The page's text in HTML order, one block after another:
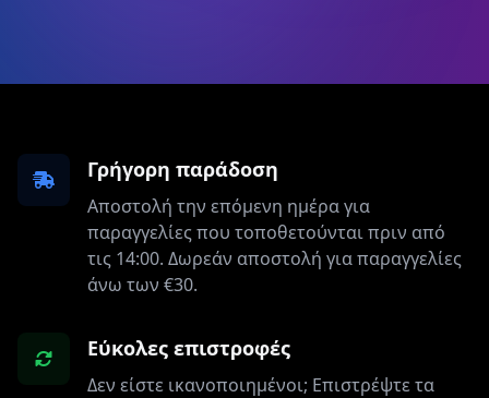
Γρήγορη παράδοση
Αποστολή την επόμενη ημέρα για
παραγγελίες που τοποθετούνται πριν από
τις 14:00. Δωρεάν αποστολή για παραγγελίες
άνω των €30.
Εύκολες επιστροφές
Δεν είστε ικανοποιημένοι; Επιστρέψτε τα